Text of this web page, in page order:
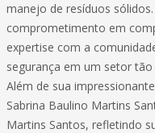
manejo de resíduos
comprometimento em
expertise com a
segurança em um setor
Além de sua
Sabrina Baulino Martins
Martins Santos, refletindo